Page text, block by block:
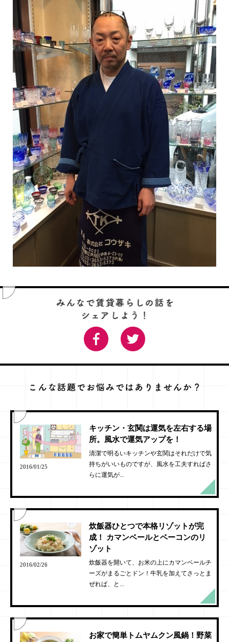
2016/01/25
キッチン・玄関は運気を左右する場
所。風水で運気アップを！
清潔で明るいキッチンや玄関はそれだけで気
持ちがいいものですが、風水を工夫すればさ
らに運気が...
2016/02/26
炊飯器ひとつで本格リゾットが完
成！ カマンベールとベーコンのリ
ゾット
炊飯器を開いて、お米の上にカマンベールチ
ーズがまるごとドン！牛乳を加えてさっとま
ぜれば、と...
お家で簡単トムヤムクン風鍋！野菜